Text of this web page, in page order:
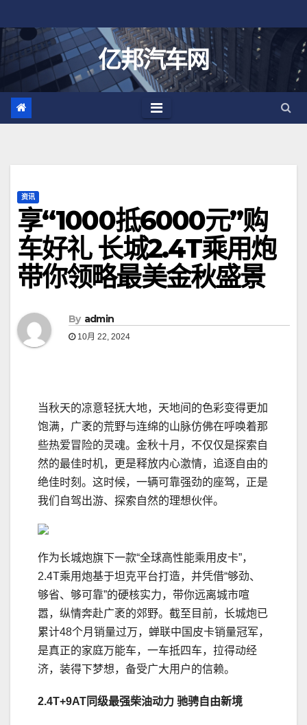
至
亿邦汽车网
资讯
享“1000抵6000元”购
车好礼 长城2.4T乘用炮
带你领略最美金秋盛景
By admin
10月 22, 2024
当秋天的凉意轻抚大地，天地间的色彩变得更加
饱满，广袤的荒野与连绵的山脉仿佛在呼唤着那
些热爱冒险的灵魂。金秋十月，不仅仅是探索自
然的最佳时机，更是释放内心激情，追逐自由的
绝佳时刻。这时候，一辆可靠强劲的座驾，正是
我们自驾出游、探索自然的理想伙伴。
作为长城炮旗下一款“全球高性能乘用皮卡”，
2.4T乘用炮基于坦克平台打造，并凭借“够劲、
够省、够可靠”的硬核实力，带你远离城市喧
嚣，纵情奔赴广袤的郊野。截至目前，长城炮已
累计48个月销量过万，蝉联中国皮卡销量冠军，
是真正的家庭万能车，一车抵四车，拉得动经
济，装得下梦想，备受广大用户的信赖。
2.4T+9AT同级最强柴油动力 驰骋自由新境